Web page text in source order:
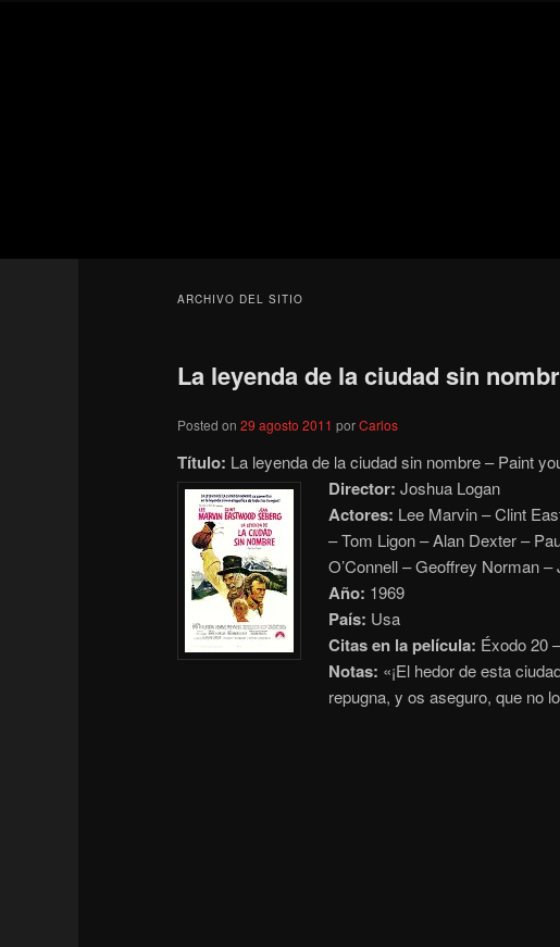
ARCHIVO DEL SITIO
La leyenda de la ciudad sin
Posted on29 agosto 2011 porCarlos
Título: La leyenda de la ciudad sin nombre – Paint
Director: Joshua Logan
Actores: Lee Marvin – Clint
– Tom Ligon – Alan Dexter –
O’Connell – Geoffrey Norman
Año: 1969
País: Usa
Citas en la película: Éxodo 20
Notas: «¡El hedor de esta
repugna, y os aseguro, que no